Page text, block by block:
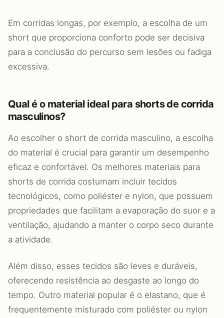
Em corridas longas, por exemplo, a escolha de um
short que proporciona conforto pode ser decisiva
para a conclusão do percurso sem lesões ou fadiga
excessiva.
Qual é o material ideal para shorts de corrida
masculinos?
Ao escolher o short de corrida masculino, a escolha
do material é crucial para garantir um desempenho
eficaz e confortável. Os melhores materiais para
shorts de corrida costumam incluir tecidos
tecnológicos, como poliéster e nylon, que possuem
propriedades que facilitam a evaporação do suor e a
ventilação, ajudando a manter o corpo seco durante
a atividade.
Além disso, esses tecidos são leves e duráveis,
oferecendo resistência ao desgaste ao longo do
tempo. Outro material popular é o elastano, que é
frequentemente misturado com poliéster ou nylon